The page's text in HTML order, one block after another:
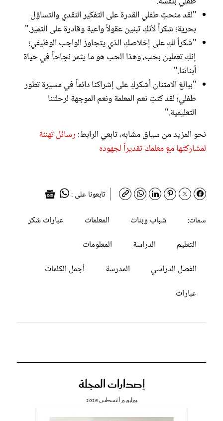
"لقد منحتِ طفلي القدرة على التفكير النقدي والتساؤل
بحرية؛ شكراً لأنكِ تبنين عقولاً واعية وقادرة على التميز."
"شكراُ لكِ على إخلاصكِ الذي يتجاوز الواجب الوظيفي؛
إنكِ تعملين بحب، وهذا الحب هو ما يثمر نجاحاً في حياة
أبنائنا."
"ببالغ الامتنان أشكركِ على إشراكنا دائماً في مسيرة تطور
طفلي؛ لقد كنتِ نعم المعلمة ونعم الموجهة لرحلتنا
التعليمية."
نحو المزيد من سياق مشابه، تابعي الرابط: رسائل تهنئة
لمشاركتها مع معلمك تقديراً لجهوده
تابعونا على :
سمات:
شباب وبنات المعلمات
عبارات شكر
التعليم
الدراسة
المعلومات
الفصل الدراسي
المدرسة
أجمل الكلمات
عبارات
إصدارات المجلة
يوليو و أغسطس 2026